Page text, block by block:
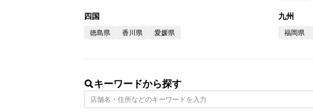
四国
徳島県 香川県 愛媛県
九州
福岡県
キーワードから探す